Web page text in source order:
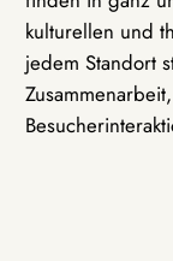
kulturellen und
jedem Standort